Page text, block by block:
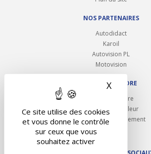
Ce site utilise des cookies
et vous donne le contrôle
sur ceux que vous
souhaitez activer
X
NOS PARTENAIRES
Autodidact
Karoil
Autovision PL
Motovision
NOUS REJOINDRE
Ouvrir un centre
Devenez contrôleur
Carrières et recrutement